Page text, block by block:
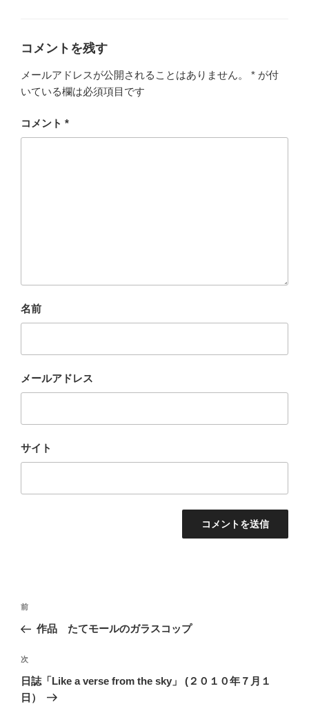
コメントを残す
メールアドレスが公開されることはありません。 * が付
いている欄は必須項目です
コメント *
名前
メールアドレス
サイト
投
ナ
ビ
ゲ
ー
過
去
投
稿
前
作品 たてモールのガラスコップ
次
の
投
次
日誌「Like a verse from the sky」 (２０１０年７月１
日）